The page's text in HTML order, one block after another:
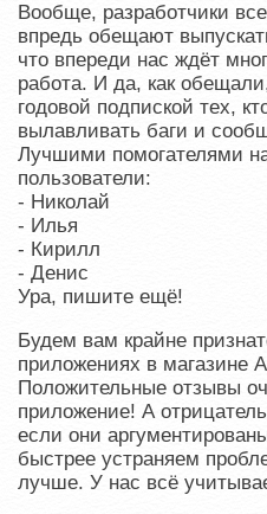
Вообще, разработчики
впредь обещают
что впереди нас ждёт
работа. И да, как
годовой подпиской тех,
вылавливать баги и
Лучшими помогателями
пользователи:
- Николай
- Илья
- Кирилл
- Денис
Ура, пишите ещё!
Будем вам крайне
приложениях в магазине
Положительные отзывы
приложение! А
если они
быстрее устраняем
лучше. У нас всё